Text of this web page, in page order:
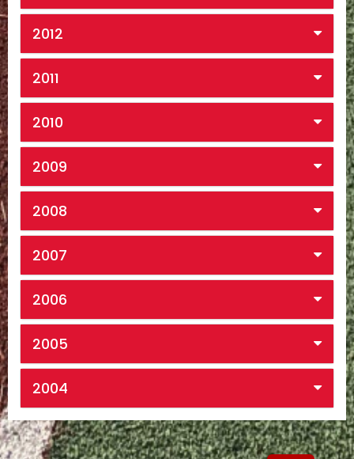
2012
2011
2010
2009
2008
2007
2006
2005
2004